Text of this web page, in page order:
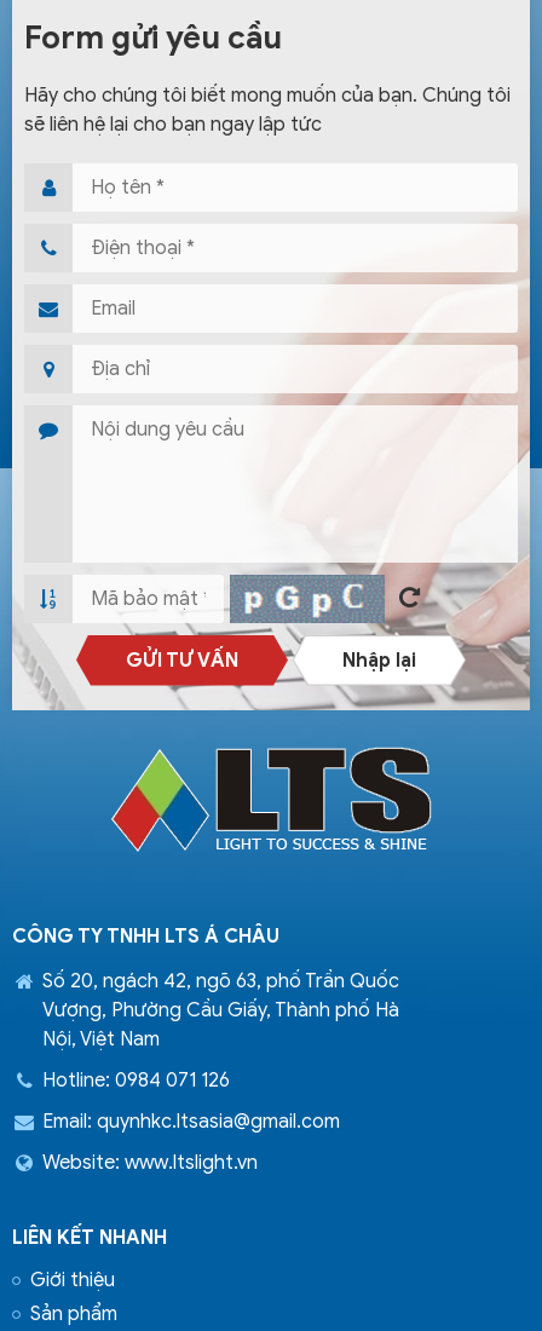
Form gửi yêu cầu
Hãy cho chúng tôi biết mong muốn của bạn. Chúng tôi
sẽ liên hệ lại cho bạn ngay lập tức
GỬI TƯ VẤN Nhập lại
CÔNG TY TNHH LTS Á CHÂU
Số 20, ngách 42, ngõ 63, phố Trần Quốc
Vượng, Phường Cầu Giấy, Thành phố Hà
Nội, Việt Nam
Hotline: 0984 071 126
Email: quynhkc.ltsasia@gmail.com
Website: www.ltslight.vn
LIÊN KẾT NHANH
Giới thiệu
Sản phẩm